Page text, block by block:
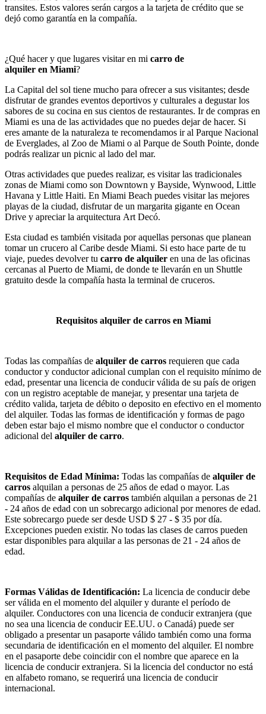
transites. Estos valores serán cargos a la tarjeta de crédito que se
dejó como garantía en la compañía.
¿Qué hacer y que lugares visitar en mi carro de
alquiler en Miami?
La Capital del sol tiene mucho para ofrecer a sus visitantes; desde
disfrutar de grandes eventos deportivos y culturales a degustar los
sabores de su cocina en sus cientos de restaurantes. Ir de compras en
Miami es una de las actividades que no puedes dejar de hacer. Si
eres amante de la naturaleza te recomendamos ir al Parque Nacional
de Everglades, al Zoo de Miami o al Parque de South Pointe, donde
podrás realizar un picnic al lado del mar.
Otras actividades que puedes realizar, es visitar las tradicionales
zonas de Miami como son Downtown y Bayside, Wynwood, Little
Havana y Little Haiti. En Miami Beach puedes visitar las mejores
playas de la ciudad, disfrutar de un margarita gigante en Ocean
Drive y apreciar la arquitectura Art Decó.
Esta ciudad es también visitada por aquellas personas que planean
tomar un crucero al Caribe desde Miami. Si esto hace parte de tu
viaje, puedes devolver tu carro de alquiler en una de las oficinas
cercanas al Puerto de Miami, de donde te llevarán en un Shuttle
gratuito desde la compañía hasta la terminal de cruceros.
Requisitos alquiler de carros en Miami
Todas las compañías de alquiler de carros requieren que cada
conductor y conductor adicional cumplan con el requisito mínimo de
edad, presentar una licencia de conducir válida de su país de origen
con un registro aceptable de manejar, y presentar una tarjeta de
crédito valida, tarjeta de débito o deposito en efectivo en el momento
del alquiler. Todas las formas de identificación y formas de pago
deben estar bajo el mismo nombre que el conductor o conductor
adicional del alquiler de carro.
Requisitos de Edad Mínima: Todas las compañías de alquiler de
carros alquilan a personas de 25 años de edad o mayor. Las
compañías de alquiler de carros también alquilan a personas de 21
- 24 años de edad con un sobrecargo adicional por menores de edad.
Este sobrecargo puede ser desde USD $ 27 - $ 35 por día.
Excepciones pueden existir. No todas las clases de carros pueden
estar disponibles para alquilar a las personas de 21 - 24 años de
edad.
Formas Válidas de Identificación: La licencia de conducir debe
ser válida en el momento del alquiler y durante el período de
alquiler. Conductores con una licencia de conducir extranjera (que
no sea una licencia de conducir EE.UU. o Canadá) puede ser
obligado a presentar un pasaporte válido también como una forma
secundaria de identificación en el momento del alquiler. El nombre
en el pasaporte debe coincidir con el nombre que aparece en la
licencia de conducir extranjera. Si la licencia del conductor no está
en alfabeto romano, se requerirá una licencia de conducir
internacional.